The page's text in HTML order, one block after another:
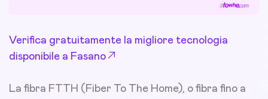
Verifica gratuitamente la migliore tecnologia
disponibile a Fasano
La fibra FTTH (Fiber To The Home), o fibra fino a